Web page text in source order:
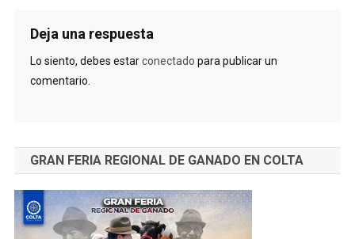
Deja una respuesta
Lo siento, debes estarconectado para publicar un
comentario.
GRAN FERIA REGIONAL DE GANADO EN COLTA